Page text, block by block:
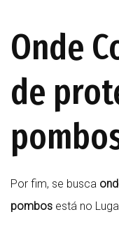
Onde
de
Por fim, se busca
pombos está no